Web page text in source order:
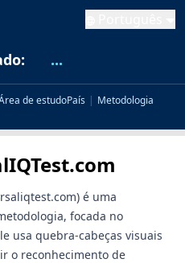
...
de estudoPaís | Metodologia
é uma
focada no
usa quebra-cabeças visuais
o reconhecimento de